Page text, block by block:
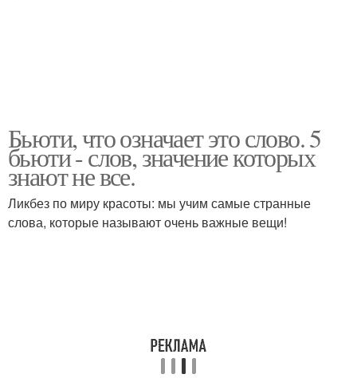
Бьюти, что означает это слово. 5
бьюти - слов, значение которых
знают не все.
Ликбез по миру красоты: мы учим самые странные
слова, которые называют очень важные вещи!